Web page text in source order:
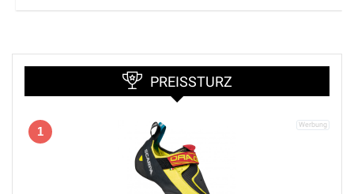
PREISSTURZ
1